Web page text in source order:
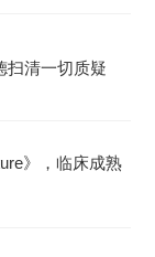
扫清一切质疑
》，临床成熟